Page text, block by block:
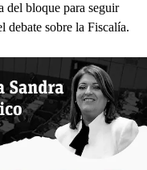
del bloque para seguir
debate sobre la Fiscalía.